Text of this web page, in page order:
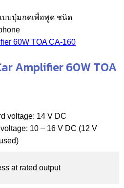
บปุ่มกดเพื่อพูด ชนิด
60W TOA CA-160
Amplifier 60W TOA
voltage: 14 V DC
10 – 16 V DC (12 V
at rated output